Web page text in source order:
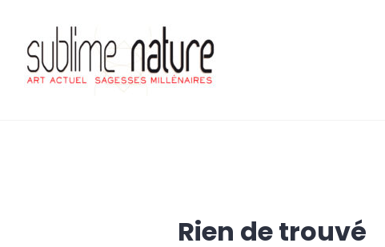
contenu
principal
Rien de trouvé